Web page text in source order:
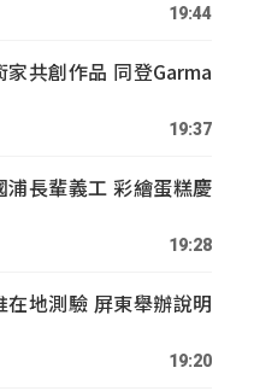
19:44
家共創作品 同登Garma
19:37
浦長輩義工 彩繪蛋糕慶
19:28
在地測驗 屏東舉辦說明
19:20